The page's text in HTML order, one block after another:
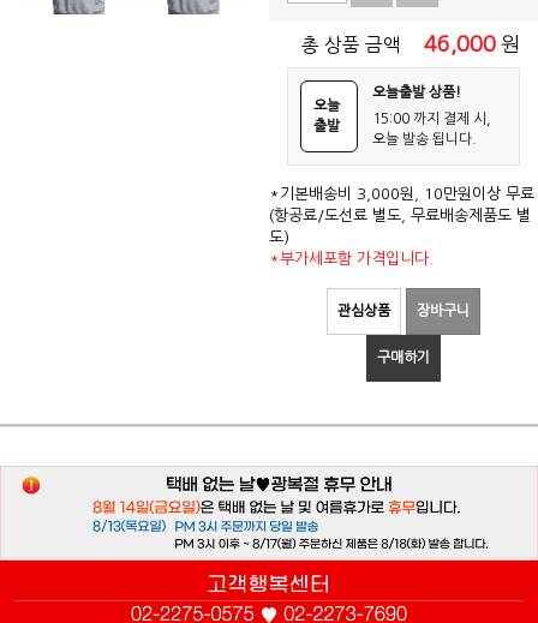
총 상품 금액 46,000 원
오늘
출발
오늘출발 상품!
15:00 까지 결제 시,
오늘 발송 됩니다.
*기본배송비 3,000원, 10만원이상 무료
(항공료/도선료 별도, 무료배송제품도 별
도)
*부가세포함 가격입니다.
관심상품 장바구니
구매하기